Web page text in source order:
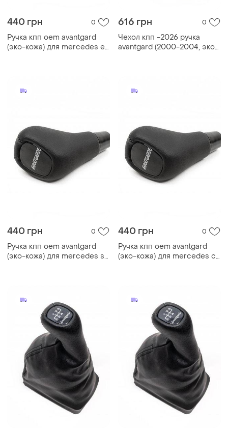
440 грн 0
Ручка кпп oem avantgard
(эко-кожа) для mercedes e-
616 грн 0
Чехол кпп -2026 ручка
avantgard (2000-2004, эко-
440 грн 0
Ручка кпп oem avantgard
(эко-кожа) для mercedes s-
440 грн 0
Ручка кпп oem avantgard
(эко-кожа) для mercedes c-